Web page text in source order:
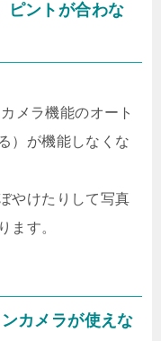
ピントが合わな
メラ機能のオート
）が機能しなくな
やけたりして写真
ます。
カメラが使えな